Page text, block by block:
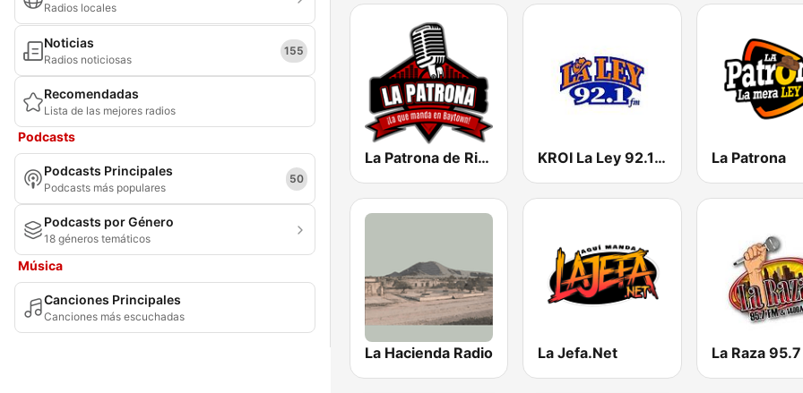
Radios locales
Noticias
Radios noticiosas
155
Recomendadas
Lista de las mejores radios
Podcasts
Podcasts Principales
Podcasts más populares
50
Podcasts por Género
18 géneros temáticos
Música
Canciones Principales
Canciones más escuchadas
La Patrona de Rioverde KROI La Ley 92.1 FM La Patrona
La Hacienda Radio La Jefa.Net